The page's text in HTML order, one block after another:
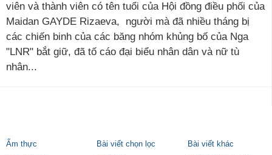
viên và thành viên có tên tuổi của Hội đồng điều phối của
Maidan GAYDE Rizaeva, người mà đã nhiều tháng bị
các chiến binh của các băng nhóm khủng bố của Nga
"LNR" bắt giữ, đã tố cáo đại biểu nhân dân và nữ tù
nhân...
Ẩm thực Bài viết chọn lọc
Bài viết khác